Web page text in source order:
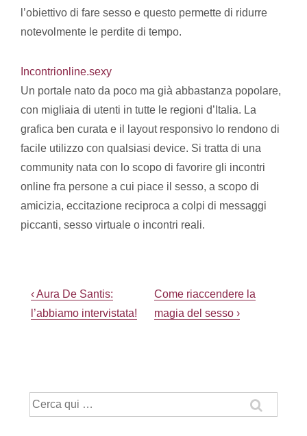
l’obiettivo di fare sesso e questo permette di ridurre
notevolmente le perdite di tempo.
Incontrionline.sexy
Un portale nato da poco ma già abbastanza popolare,
con migliaia di utenti in tutte le regioni d’Italia. La
grafica ben curata e il layout responsivo lo rendono di
facile utilizzo con qualsiasi device. Si tratta di una
community nata con lo scopo di favorire gli incontri
online fra persone a cui piace il sesso, a scopo di
amicizia, eccitazione reciproca a colpi di messaggi
piccanti, sesso virtuale o incontri reali.
Navigazione
articoli
L'articolo
precedente
‹ Aura De Santis:
l’abbiamo intervistata!
Il
prossimo
Come riaccendere la
magia del sesso ›
Cerca: